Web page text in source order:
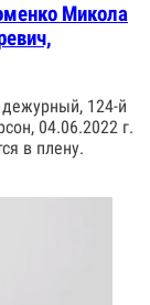
Микола
124-й
04.06.2022 г.
в плену.